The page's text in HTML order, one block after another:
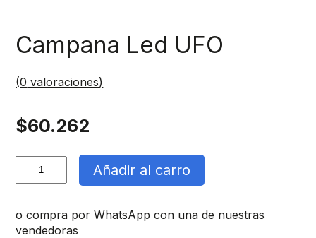
Campana Led UFO
(0 valoraciones)
$60.262
Campana
cantidad
Añadir al carro
o compra por WhatsApp con una de nuestras
vendedoras